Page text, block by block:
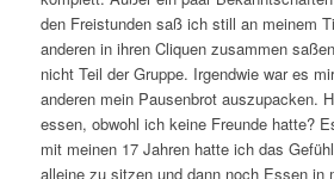
den Freistunden saß ich still an meinem
anderen in ihren Cliquen zusammen
nicht Teil der Gruppe. Irgendwie war es
anderen mein Pausenbrot auszupacken.
essen, obwohl ich keine Freunde hatte?
mit meinen 17 Jahren hatte ich das
alleine zu sitzen und dann noch Essen in